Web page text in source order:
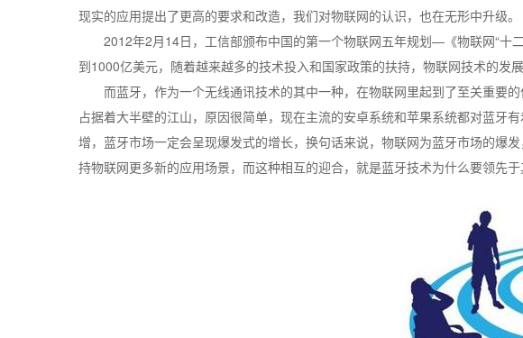
现实的应用提出了更高的要求和改造，我们对物联网的认识，也在无形中升级。
2012年2月14日，工信部颁布中国的第一个物联网五年规划—《物联网“十
到1000亿美元，随着越来越多的技术投入和国家政策的扶持，物联网技术的发
而蓝牙，作为一个无线通讯技术的其中一种，在物联网里起到了至关重要
占据着大半壁的江山，原因很简单，现在主流的安卓系统和苹果系统都对蓝牙
增，蓝牙市场一定会呈现爆发式的增长，换句话来说，物联网为蓝牙市场的爆
持物联网更多新的应用场景，而这种相互的迎合，就是蓝牙技术为什么要领先